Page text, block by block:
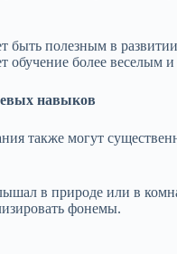
полезным в
обучение более веселым
навыков
также могут
в природе или в
фонемы.